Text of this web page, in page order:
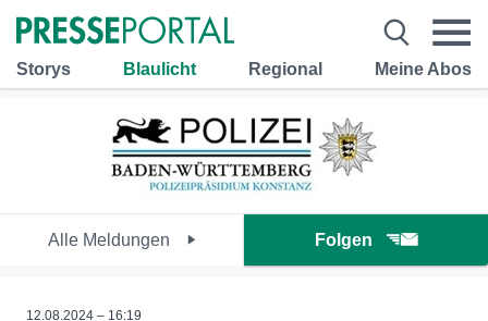
Storys Blaulicht Regional Meine Abos
Alle Meldungen Folgen
12.08.2024 – 16:19